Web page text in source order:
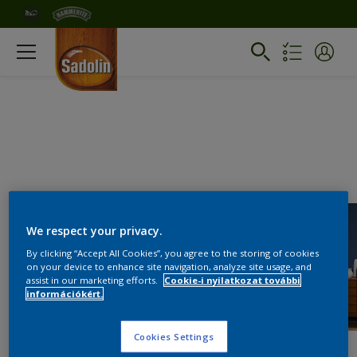
We respect your privacy.
By clicking “Accept All Cookies”, you agree to the storing of cookies
on your device to enhance site navigation, analyze site usage, and
assist in our marketing efforts.
Cookie-i nyilatkozat további
információkért.
Cookies Settings